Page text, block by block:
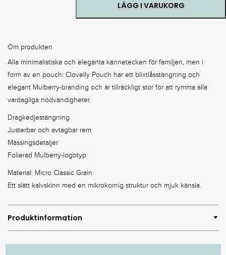
LÄGG I VARUKORG
Om produkten
Alla minimalistiska och eleganta kännetecken för familjen, men i
form av en pouch: Clovelly Pouch har ett blixtlåsstängning och
elegant Mulberry-branding och är tillräckligt stor för att rymma alla
vardagliga nödvändigheter.
Dragkedjestängning
Justerbar och avtagbar rem
Mässingsdetaljer
Folierad Mulberry-logotyp
Material: Micro Classic Grain
Ett slätt kalvskinn med en mikrokornig struktur och mjuk känsla.
Produktinformation